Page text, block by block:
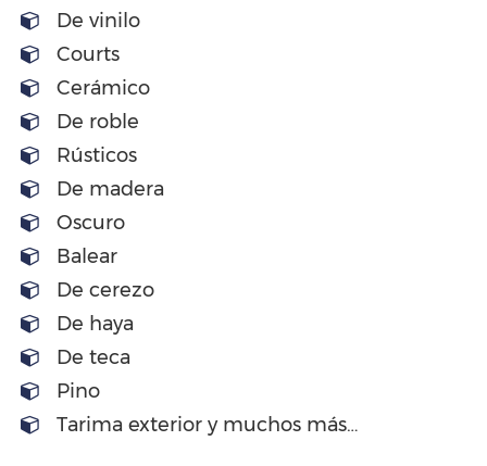
De vinilo
Courts
Cerámico
De roble
Rústicos
De madera
Oscuro
Balear
De cerezo
De haya
De teca
Pino
Tarima exterior y muchos más…